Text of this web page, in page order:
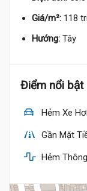
Giá/m²: 118
Hướng: Tây
Điểm nổi bật
Hẻm Xe Hơi
Gần Mặt
Hẻm Thông